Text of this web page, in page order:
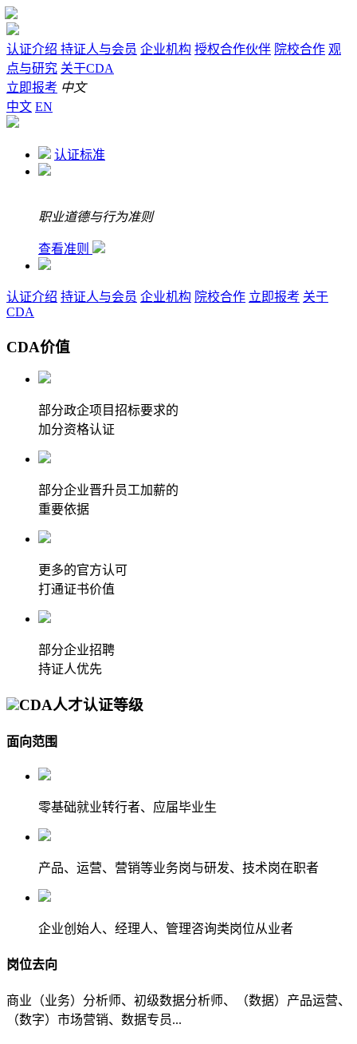
认证介绍 持证人与会员 企业机构 授权合作伙伴 院校合作 观
点与研究 关于CDA
立即报考 中文
中文 EN
认证标准
职业道德与行为准则
查看准则
认证介绍 持证人与会员 企业机构 院校合作 立即报考 关于
CDA
CDA价值
部分政企项目招标要求的
加分资格认证
部分企业晋升员工加薪的
重要依据
更多的官方认可
打通证书价值
部分企业招聘
持证人优先
CDA人才认证等级
面向范围
零基础就业转行者、应届毕业生
产品、运营、营销等业务岗与研发、技术岗在职者
企业创始人、经理人、管理咨询类岗位从业者
岗位去向
商业（业务）分析师、初级数据分析师、（数据）产品运营、
（数字）市场营销、数据专员...